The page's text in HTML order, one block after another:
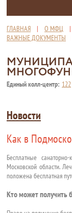
ГЛАВНАЯ | О МФЦ |
ВАЖНЫЕ ДОКУМЕНТЫ
Единый колл-центр: 122
Новости
Как в
Бесплатные
Московской области.
положена бесплатная
Кто может получить